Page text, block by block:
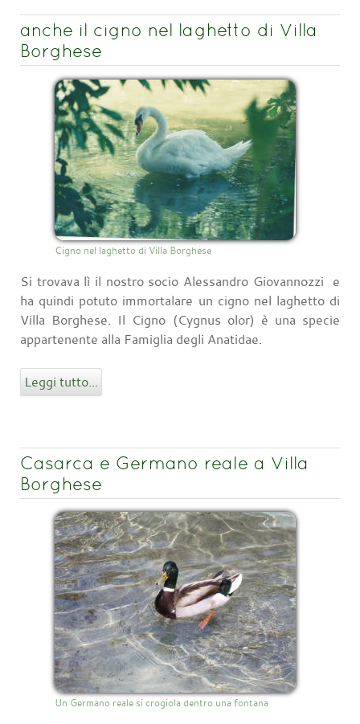
anche il cigno nel laghetto di Villa
Borghese
Cigno nel laghetto di Villa Borghese
Si trovava lì il nostro socio Alessandro Giovannozzi e
ha quindi potuto immortalare un cigno nel laghetto di
Villa Borghese. Il Cigno (Cygnus olor) è una specie
appartenente alla Famiglia degli Anatidae.
Leggi tutto...
Casarca e Germano reale a Villa
Borghese
Un Germano reale si crogiola dentro una fontana